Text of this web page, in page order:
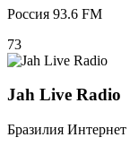
Россия 93.6 FM
73
Jah Live Radio
Бразилия Интернет